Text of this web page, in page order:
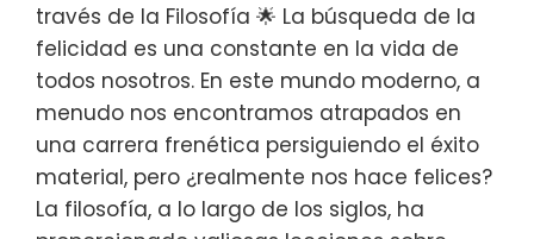
través de la Filosofía 🌟 La búsqueda de la
felicidad es una constante en la vida de
todos nosotros. En este mundo moderno, a
menudo nos encontramos atrapados en
una carrera frenética persiguiendo el éxito
material, pero ¿realmente nos hace felices?
La filosofía, a lo largo de los siglos, ha